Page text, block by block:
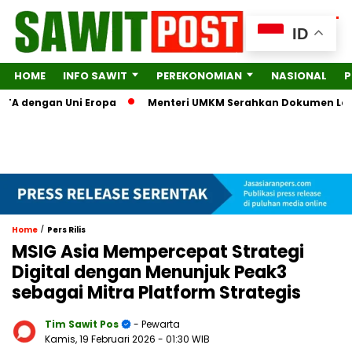
HOME INFO SAWIT PEREKONOMIAN NASIONAL
Uni Eropa Menteri UMKM Serahkan Dokumen
Home / Pers Rilis
MSIG Asia Mempercepat Strategi
Digital dengan Menunjuk Peak3
sebagai Mitra Platform Strategis
Tim Sawit Pos
- Pewarta
Kamis, 19 Februari 2026 - 01:30 WIB
ID